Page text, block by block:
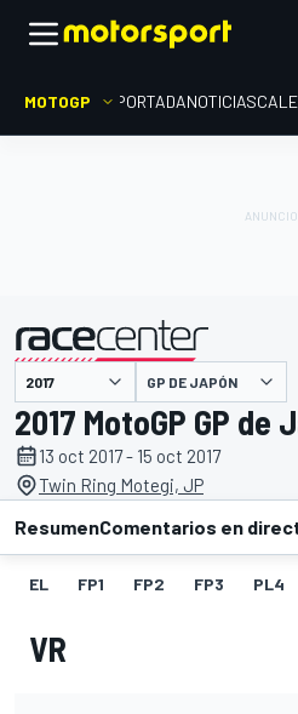
MOTOGP PORTADANOTICIAS
presentado por GP DE JAPÓN
2017 MotoGP GP de
13 oct 2017 - 15 oct 2017
Twin Ring Motegi, JP
ResumenComentarios en
EL FP1 FP2 FP3 PL4
VR